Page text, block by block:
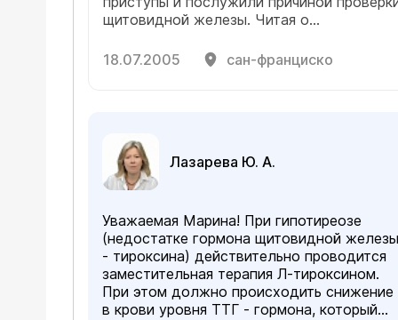
щитовидной железы. Читая о
брадикардия, а мамина проблема скорее
тахикардия. И самое важное - не можем
и тоже лекарство привести в норму эти
гормоны?
18.07.2005 сан-франциско
Лазарева Ю. А.
Уважаемая Марина! При гипотиреозе
(недостатке гормона щитовидной железы
- тироксина) действительно проводится
заместительная терапия Л-тироксином.
При этом должно происходить снижение
в крови уровня ТТГ - гормона, который